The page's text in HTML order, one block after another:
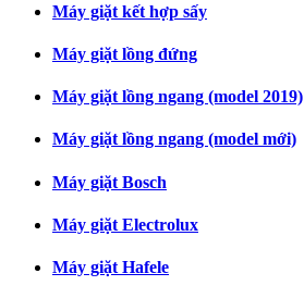
Máy giặt kết hợp sấy
Máy giặt lồng đứng
Máy giặt lồng ngang (model 2019)
Máy giặt lồng ngang (model mới)
Máy giặt Bosch
Máy giặt Electrolux
Máy giặt Hafele